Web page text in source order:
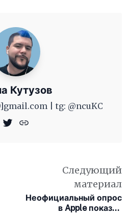
Кутузов
| tg: @ncuKC
Следующий
материал
Неофициальный опрос
в Apple показал